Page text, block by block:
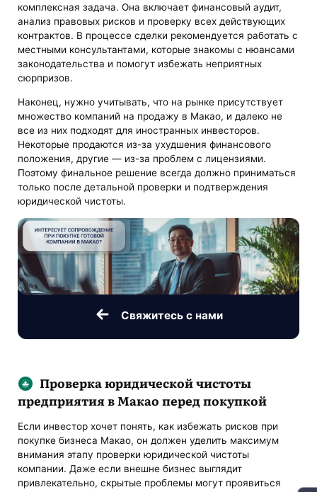
комплексная задача. Она включает финансовый аудит,
анализ правовых рисков и проверку всех действующих
контрактов. В процессе сделки рекомендуется работать с
местными консультантами, которые знакомы с нюансами
законодательства и помогут избежать неприятных
сюрпризов.
Наконец, нужно учитывать, что на рынке присутствует
множество компаний на продажу в Макао, и далеко не
все из них подходят для иностранных инвесторов.
Некоторые продаются из-за ухудшения финансового
положения, другие — из-за проблем с лицензиями.
Поэтому финальное решение всегда должно приниматься
только после детальной проверки и подтверждения
юридической чистоты.
Свяжитесь с нами
Проверка юридической чистоты
предприятия в Макао перед покупкой
Если инвестор хочет понять, как избежать рисков при
покупке бизнеса Макао, он должен уделить максимум
внимания этапу проверки юридической чистоты
компании. Даже если внешне бизнес выглядит
привлекательно, скрытые проблемы могут проявиться